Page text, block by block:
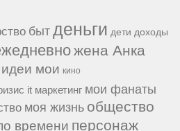
быт деньги дети доходы
жена Анка
идеи мои кино
it маркетинг мои фанаты
моя жизнь общество
времени персонаж